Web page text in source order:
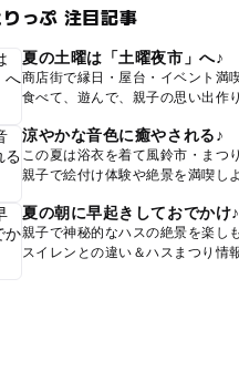
っぷ 注目記事
夏の土曜は「土曜夜市」へ♪
商店街で縁日・屋台・イベント満
食べて、遊んで、親子の思い出作り
涼やかな音色に癒やされる♪
この夏は浴衣を着て風鈴市・まつ
親子で絵付け体験や絶景を満喫し
夏の朝に早起きしておでかけ♪
親子で神秘的なハスの絶景を楽し
スイレンとの違い＆ハスまつり情